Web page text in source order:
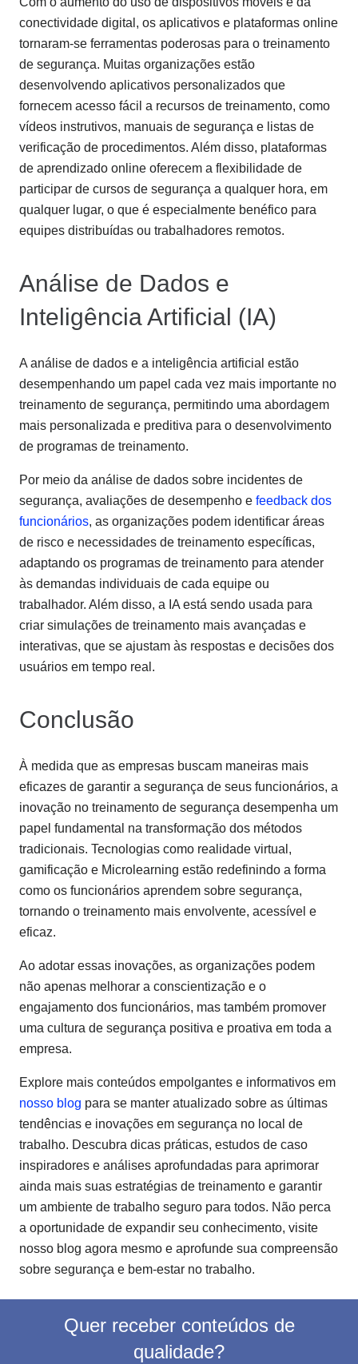
conectividade digital, os aplicativos e plataformas online
tornaram-se ferramentas poderosas para o treinamento
de segurança. Muitas organizações estão
desenvolvendo aplicativos personalizados que
fornecem acesso fácil a recursos de treinamento, como
vídeos instrutivos, manuais de segurança e listas de
verificação de procedimentos. Além disso, plataformas
de aprendizado online oferecem a flexibilidade de
participar de cursos de segurança a qualquer hora, em
qualquer lugar, o que é especialmente benéfico para
equipes distribuídas ou trabalhadores remotos.
Análise de Dados e
Inteligência Artificial (IA)
A análise de dados e a inteligência artificial estão
desempenhando um papel cada vez mais importante no
treinamento de segurança, permitindo uma abordagem
mais personalizada e preditiva para o desenvolvimento
de programas de treinamento.
Por meio da análise de dados sobre incidentes de
segurança, avaliações de desempenho e feedback dos
funcionários, as organizações podem identificar áreas
de risco e necessidades de treinamento específicas,
adaptando os programas de treinamento para atender
às demandas individuais de cada equipe ou
trabalhador. Além disso, a IA está sendo usada para
criar simulações de treinamento mais avançadas e
interativas, que se ajustam às respostas e decisões dos
usuários em tempo real.
Conclusão
À medida que as empresas buscam maneiras mais
eficazes de garantir a segurança de seus funcionários, a
inovação no treinamento de segurança desempenha um
papel fundamental na transformação dos métodos
tradicionais. Tecnologias como realidade virtual,
gamificação e Microlearning estão redefinindo a forma
como os funcionários aprendem sobre segurança,
tornando o treinamento mais envolvente, acessível e
eficaz.
Ao adotar essas inovações, as organizações podem
não apenas melhorar a conscientização e o
engajamento dos funcionários, mas também promover
uma cultura de segurança positiva e proativa em toda a
empresa.
Explore mais conteúdos empolgantes e informativos em
nosso blog para se manter atualizado sobre as últimas
tendências e inovações em segurança no local de
trabalho. Descubra dicas práticas, estudos de caso
inspiradores e análises aprofundadas para aprimorar
ainda mais suas estratégias de treinamento e garantir
um ambiente de trabalho seguro para todos. Não perca
a oportunidade de expandir seu conhecimento, visite
nosso blog agora mesmo e aprofunde sua compreensão
sobre segurança e bem-estar no trabalho.
Quer receber conteúdos de
qualidade?